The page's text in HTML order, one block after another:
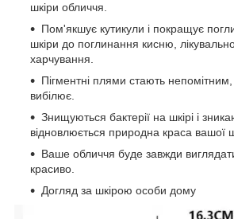
шкіри обличчя.
Пом'якшує кутикули і покращує
шкіри до поглинання кисню,
харчування.
Пігментні плями стають
вибілює.
Знищуються бактерії на шкірі і
відновлюється природна краса вашої
Ваше обличчя буде завжди
красиво.
Догляд за шкірою особи дому